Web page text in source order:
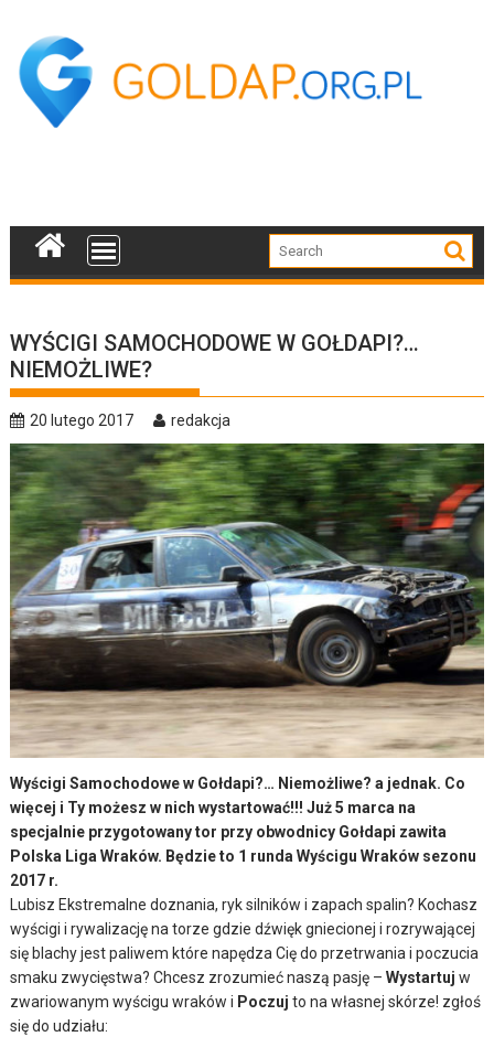
content
WYŚCIGI SAMOCHODOWE W GOŁDAPI?…
NIEMOŻLIWE?
20 lutego 2017 redakcja
Wyścigi Samochodowe w Gołdapi?… Niemożliwe? a jednak. Co
więcej i Ty możesz w nich wystartować!!! Już 5 marca na
specjalnie przygotowany tor przy obwodnicy Gołdapi zawita
Polska Liga Wraków. Będzie to 1 runda Wyścigu Wraków sezonu
2017 r.
Lubisz Ekstremalne doznania, ryk silników i zapach spalin? Kochasz
wyścigi i rywalizację na torze gdzie dźwięk gniecionej i rozrywającej
się blachy jest paliwem które napędza Cię do przetrwania i poczucia
smaku zwycięstwa? Chcesz zrozumieć naszą pasję –Wystartuj w
zwariowanym wyścigu wraków i Poczuj to na własnej skórze! zgłoś
się do udziału: